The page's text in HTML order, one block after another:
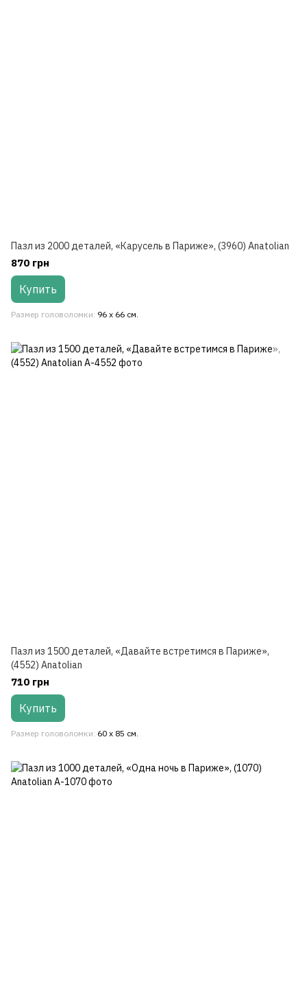
Пазл из 2000 деталей, «Карусель в Париже», (3960) Anatolian
870 грн
Купить
Размер головоломки 96 x 66 см.
Пазл из 1500 деталей, «Давайте встретимся в Париже»,
(4552) Anatolian
710 грн
Купить
Размер головоломки 60 x 85 см.